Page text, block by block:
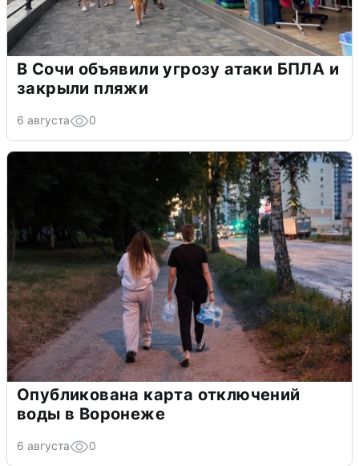
В Сочи объявили угрозу атаки БПЛА и
закрыли пляжи
6 августа 0
Опубликована карта отключений
воды в Воронеже
6 августа 0